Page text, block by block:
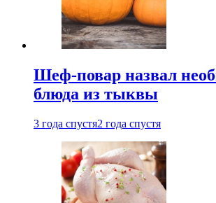
Шеф-повар назвал
блюда из тыквы
3 года спустя2 года спустя